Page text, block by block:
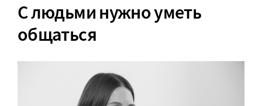
С людьми нужно уметь
общаться